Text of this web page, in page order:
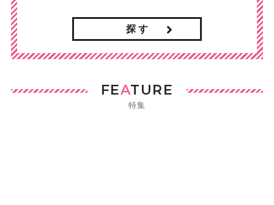
探 す
FEATURE
特集